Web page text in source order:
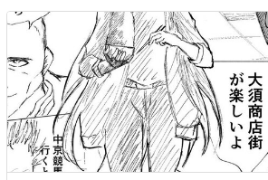
す。
数
ス
数
ね
数